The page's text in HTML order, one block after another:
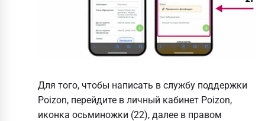
Для того, чтобы написать в службу поддержки
Poizon, перейдите в личный кабинет Poizon,
иконка осьминожки (22), далее в правом